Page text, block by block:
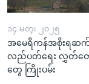
၁၄ မတ္၊ ၂၀၂၅
အမေရိကန်အစိုးရ
လည်ပတ်ရေး လွှတ်တ
တွေ ကြိုးပမ်း